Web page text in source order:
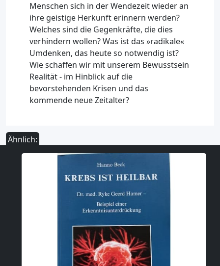
Menschen sich in der Wendezeit wieder an
ihre geistige Herkunft erinnern werden?
Welches sind die Gegenkräfte, die dies
verhindern wollen? Was ist das »radikale«
Umdenken, das heute so notwendig ist?
Wie schaffen wir mit unserem Bewusstsein
Realität - im Hinblick auf die
bevorstehenden Krisen und das
kommende neue Zeitalter?
Ähnlich: